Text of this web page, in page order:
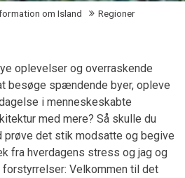
om Island Regioner
oplevelser og overraskende
besøge spændende byer, opleve
i menneskeskabte
med mere? Så skulle du
prøve det stik modsatte og begive
fra hverdagens stress og jag og
Velkommen til det